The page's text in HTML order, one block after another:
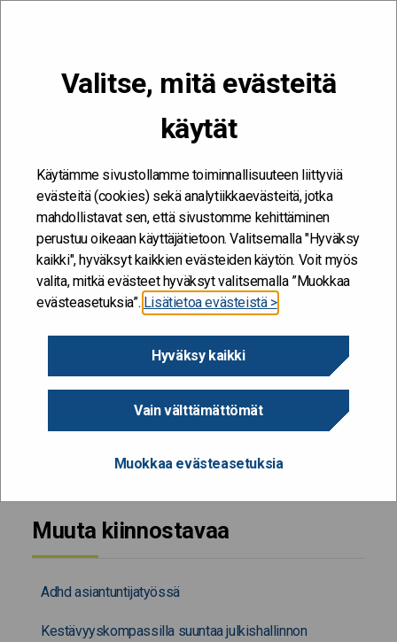
Valitse, mitä evästeitä
käytät
Käytämme sivustollamme toiminnallisuuteen liittyviä
evästeitä (cookies) sekä analytiikkaevästeitä, jotka
mahdollistavat sen, että sivustomme kehittäminen
perustuu oikeaan käyttäjätietoon. Valitsemalla "Hyväksy
kaikki", hyväksyt kaikkien evästeiden käytön. Voit myös
valita, mitkä evästeet hyväksyt valitsemalla ”Muokkaa
evästeasetuksia”. Lisätietoa evästeistä >
Hyväksy kaikki
Vain välttämättömät
Muokkaa evästeasetuksia
Kehitän ja kehityn #töissäSuomelle
Prosessi- ja johtamisjärjestelmän uudistaminen Suomen
Akatemian strategisen tutkimuksen vastuualueella
Prosessi- ja
johtamisjärjestelmän
uudistaminen Suomen
Akatemian strategisen
tutkimuksen vastuualueella
11.1.2024
Muuta kiinnostavaa
Adhd asiantuntijatyössä
Kestävyyskompassilla suuntaa julkishallinnon